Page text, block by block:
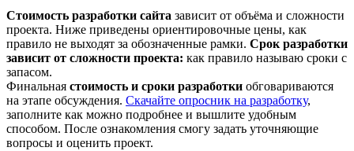
Стоимость разработки сайта зависит от объёма и сложности
проекта. Ниже приведены ориентировочные цены, как
правило не выходят за обозначенные рамки. Срок разработки
зависит от сложности проекта: как правило называю сроки с
запасом.
Финальная стоимость и сроки разработки обговариваются
на этапе обсуждения. Скачайте опросник на разработку,
заполните как можно подробнее и вышлите удобным
способом. После ознакомления смогу задать уточняющие
вопросы и оценить проект.